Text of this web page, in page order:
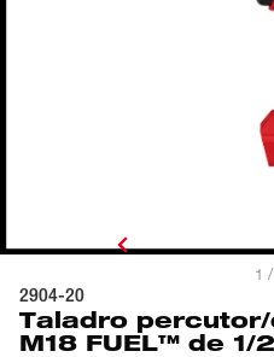
1
2904-20
Taladro
M18 FUEL™ de 1/